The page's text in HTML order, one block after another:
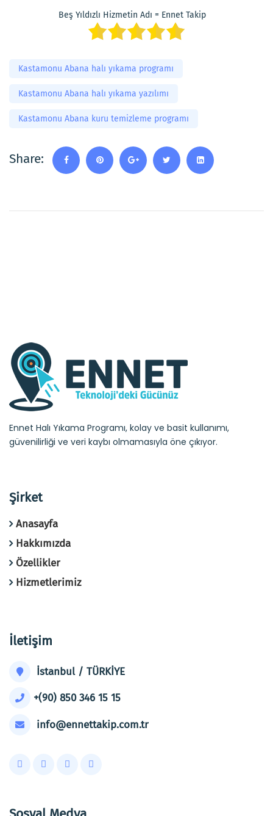
Beş Yıldızlı Hizmetin Adı = Ennet Takip
Kastamonu Abana halı yıkama programı
Kastamonu Abana halı yıkama yazılımı
Kastamonu Abana kuru temizleme programı
Share:
Ennet Halı Yıkama Programı, kolay ve basit kullanımı,
güvenilirliği ve veri kaybı olmamasıyla öne çıkıyor.
Şirket
Anasayfa
Hakkımızda
Özellikler
Hizmetlerimiz
İletişim
İstanbul / TÜRKİYE
+(90) 850 346 15 15
info@ennettakip.com.tr